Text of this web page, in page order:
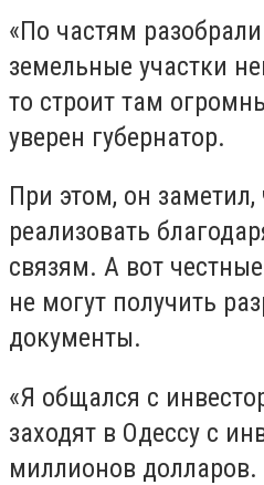
«По частям
земельные участки
то строит там
уверен губернатор.
При этом, он заметил,
реализовать
связям. А вот
не могут получить
документы.
«Я общался с
заходят в Одессу с
миллионов